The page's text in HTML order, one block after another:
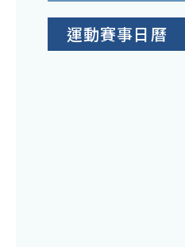
運動賽事日曆